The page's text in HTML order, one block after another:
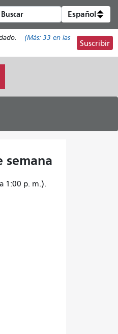
Español
(Más: 33 en las
Suscribir
semana
1:00 p. m.).